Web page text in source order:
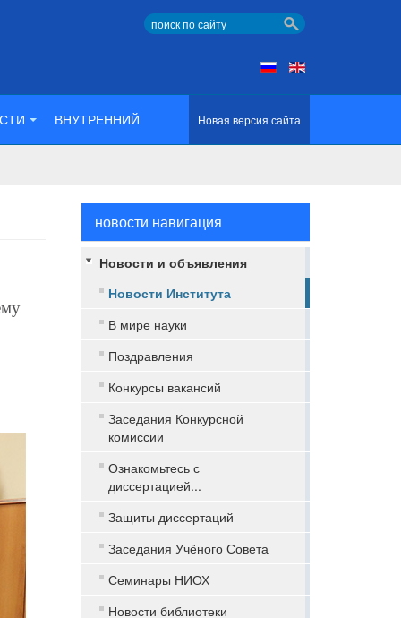
Новая версия сайта
ВНУТРЕННИЙ
новости навигация
Новости и объявления
Новости Института
В мире науки
Поздравления
Конкурсы вакансий
Заседания Конкурсной
комиссии
Ознакомьтесь с
диссертацией...
Защиты диссертаций
Заседания Учёного Совета
Семинары НИОХ
Новости библиотеки